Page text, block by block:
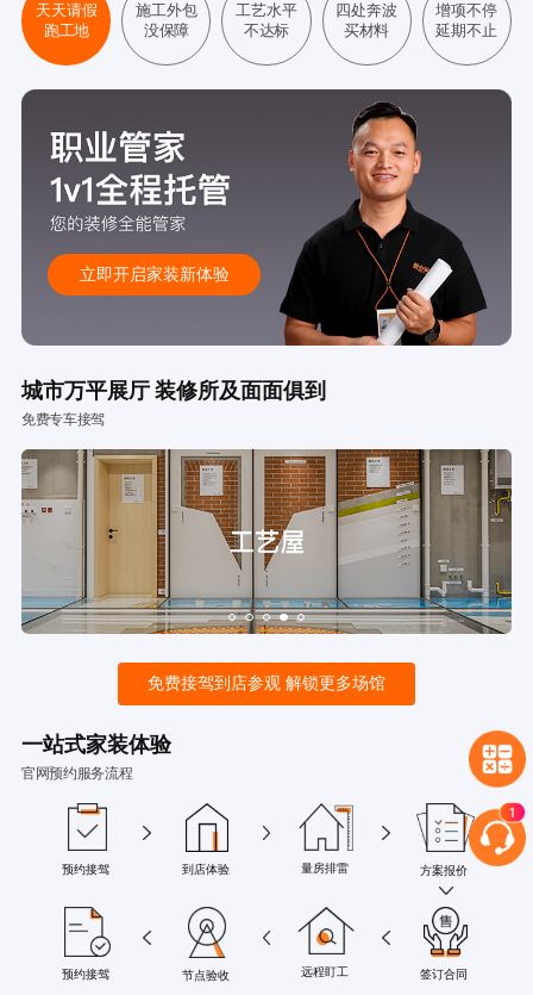
天天请假
跑工地
施工外包
没保障
工艺水平
不达标
四处奔波
买材料
增项不停
延期不止
立即开启家装新体验
城市万平展厅 装修所及面面俱到
免费专车接驾
免费接驾到店参观 解锁更多场馆
一站式家装体验
官网预约服务流程
预约接驾 到店体验 量房排雷 方案报价
预约接驾 节点验收 远程盯工 签订合同